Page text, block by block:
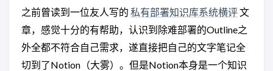
之前曾读到一位友人写的 私有部署知识库系统横评文
章，感觉十分的有帮助，认识到除难部署的Outline之
外全都不符合自己需求，遂直接把自己的文字笔记全
切到了Notion（大雾）。但是Notion本身是一个知识